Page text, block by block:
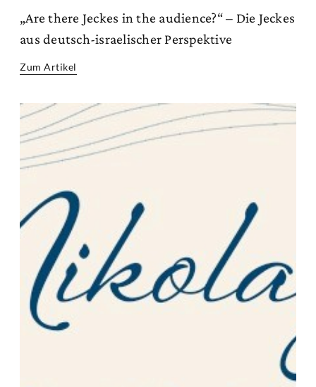
„Are there Jeckes in the audience?“ – Die Jeckes
aus deutsch-israelischer Perspektive
Zum Artikel